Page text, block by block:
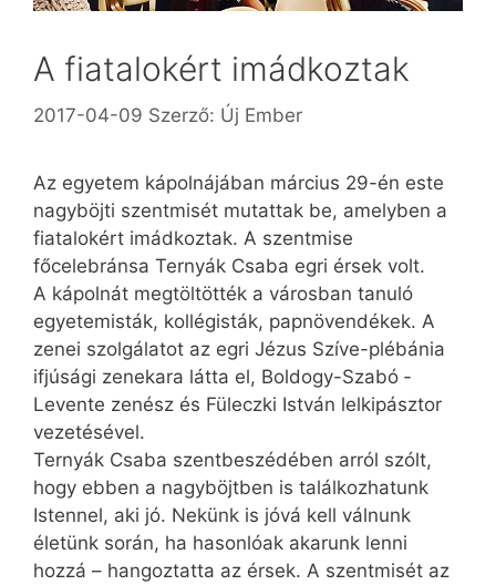
A fiatalokért imádkoztak
2017-04-09 Szerző: Új Ember
Az egyetem kápolnájában március 29-én este
nagyböjti szentmisét mutattak be, amelyben a
fiatalokért imádkoztak. A szentmise
főcelebránsa Ternyák Csaba egri érsek volt.
A kápolnát megtöltötték a városban tanuló
egyetemisták, kollégisták, papnövendékek. A
zenei szolgálatot az egri Jézus Szíve-plébánia
ifjúsági zene­kara látta el, ­Boldogy-Szabó ­
Levente zenész és Füleczki ­István lelkipásztor
vezetésével.
Ternyák Csaba szent­beszédében arról szólt,
hogy ebben a nagyböjtben is találkozhatunk
Istennel, aki jó. Nekünk is jóvá kell válnunk
életünk során, ha hasonlóak akarunk lenni
hozzá – hangoztatta az érsek. A szentmisét az